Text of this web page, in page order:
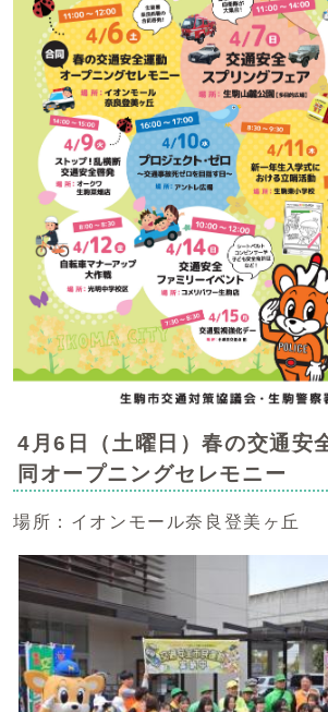
4月6日（土曜日）春の交通安
同オープニングセレモニー
場所：イオンモール奈良登美ヶ丘